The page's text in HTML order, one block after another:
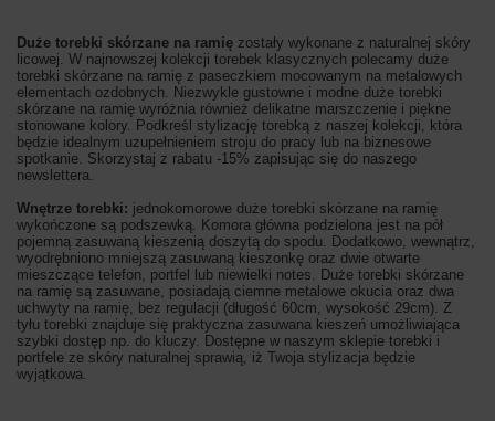
Duże torebki skórzane na ramię zostały wykonane z naturalnej skóry
licowej. W najnowszej kolekcji torebek klasycznych polecamy duże
torebki skórzane na ramię z paseczkiem mocowanym na metalowych
elementach ozdobnych. Niezwykle gustowne i modne duże torebki
skórzane na ramię wyróżnia również delikatne marszczenie i piękne
stonowane kolory. Podkreśl stylizację torebką z naszej kolekcji, która
będzie idealnym uzupełnieniem stroju do pracy lub na biznesowe
spotkanie. Skorzystaj z rabatu -15% zapisując się do naszego
newslettera.
Wnętrze torebki: jednokomorowe duże torebki skórzane na ramię
wykończone są podszewką. Komora główna podzielona jest na pół
pojemną zasuwaną kieszenią doszytą do spodu. Dodatkowo, wewnątrz,
wyodrębniono mniejszą zasuwaną kieszonkę oraz dwie otwarte
mieszczące telefon, portfel lub niewielki notes. Duże torebki skórzane
na ramię są zasuwane, posiadają ciemne metalowe okucia oraz dwa
uchwyty na ramię, bez regulacji (długość 60cm, wysokość 29cm). Z
tyłu torebki znajduje się praktyczna zasuwana kieszeń umożliwiająca
szybki dostęp np. do kluczy. Dostępne w naszym sklepie torebki i
portfele ze skóry naturalnej sprawią, iż Twoja stylizacja będzie
wyjątkowa.